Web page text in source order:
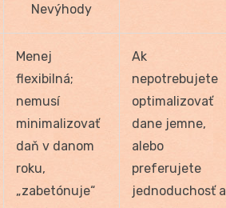
Nevýhody
Menej
flexibilná;
nemusí
minimalizovať
daň v danom
roku,
„zabetónuje“
Ak
nepotrebujete
optimalizovať
dane jemne,
alebo
preferujete
jednoduchosť a